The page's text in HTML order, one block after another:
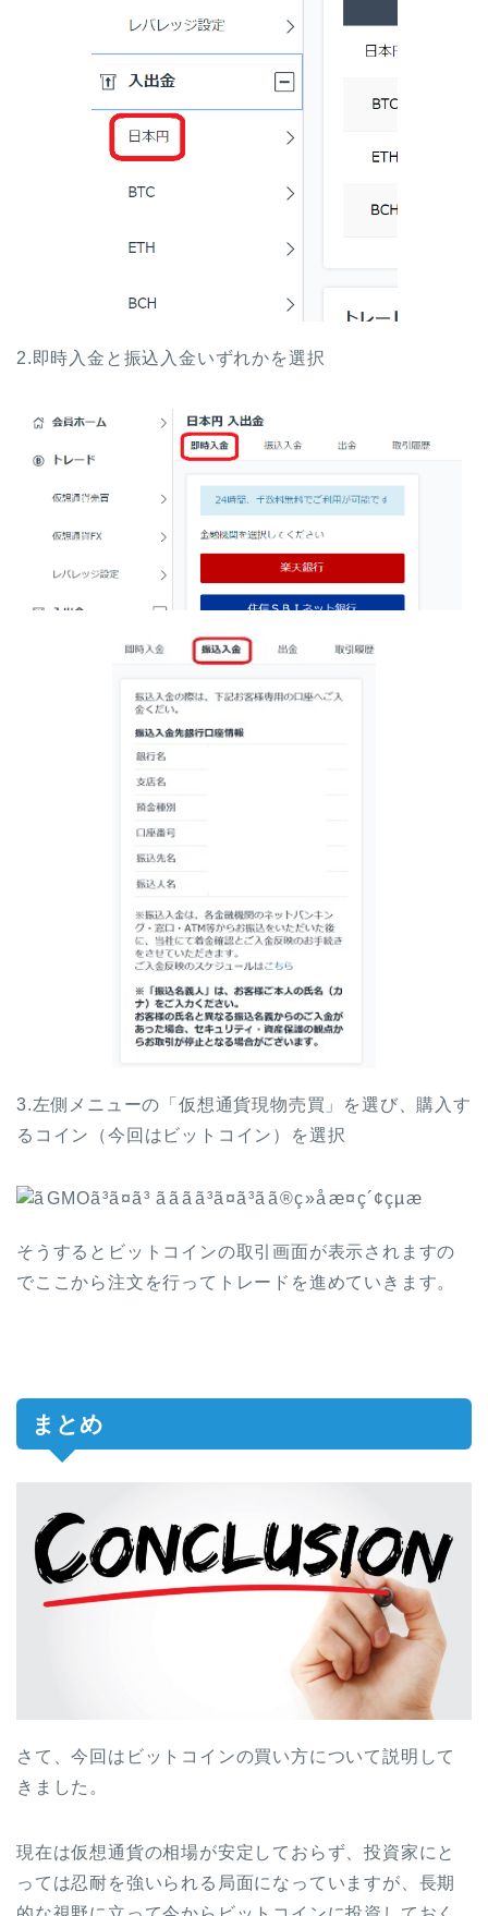
2.即時入金と振込入金いずれかを選択
3.左側メニューの「仮想通貨現物売買」を選び、購入す
るコイン（今回はビットコイン）を選択
そうするとビットコインの取引画面が表示されますの
でここから注文を行ってトレードを進めていきます。
まとめ
さて、今回はビットコインの買い方について説明して
きました。
現在は仮想通貨の相場が安定しておらず、投資家にと
っては忍耐を強いられる局面になっていますが、長期